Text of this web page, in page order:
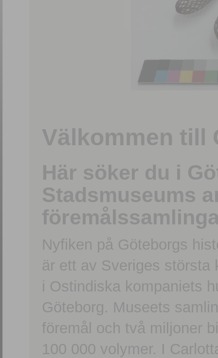
Välkommen till
Här söker du i
Stadsmuseums
Nyfiken på Göteborgs
är ett av Sveriges största
i Ostindiska kompaniets
Göteborg. Museets
föremål och två miljoner
100 000 volymer. I